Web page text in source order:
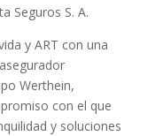
Seguros S. A.
y ART con una
Werthein,
con el que
y soluciones